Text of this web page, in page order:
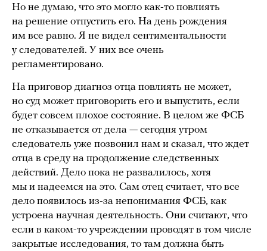
Но не думаю, что это могло как-то повлиять
на решение отпустить его. На день рождения
им все равно. Я не видел сентиментальности
у следователей. У них все очень
регламентировано.
На приговор диагноз отца повлиять не может,
но суд может приговорить его и выпустить, если
будет совсем плохое состояние. В целом же ФСБ
не отказывается от дела — сегодня утром
следователь уже позвонил нам и сказал, что ждет
отца в среду на продолжение следственных
действий. Дело пока не развалилось, хотя
мы и надеемся на это. Сам отец считает, что все
дело появилось из-за непонимания ФСБ, как
устроена научная деятельность. Они считают, что
если в каком-то учреждении проводят в том числе
закрытые исследования, то там должна быть